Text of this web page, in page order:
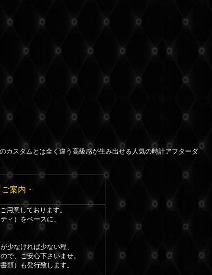
カスタムとは全く違う高級感が生み出せる人気の時計アフターダ
案内・
用意しております。
ィ）をベースに、
少なければ少ない程、
で、ご安心下さいませ。
類）も発行致します。